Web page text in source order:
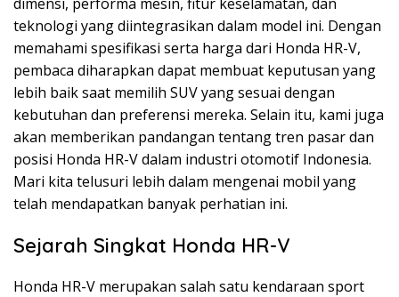
teknologi yang diintegrasikan dalam model ini. Dengan
memahami spesifikasi serta harga dari Honda HR-V,
pembaca diharapkan dapat membuat keputusan yang
lebih baik saat memilih SUV yang sesuai dengan
kebutuhan dan preferensi mereka. Selain itu, kami juga
akan memberikan pandangan tentang tren pasar dan
posisi Honda HR-V dalam industri otomotif Indonesia.
Mari kita telusuri lebih dalam mengenai mobil yang
telah mendapatkan banyak perhatian ini.
Sejarah Singkat Honda HR-V
Honda HR-V merupakan salah satu kendaraan sport